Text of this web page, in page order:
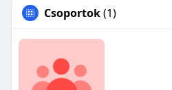
Csoportok(1)